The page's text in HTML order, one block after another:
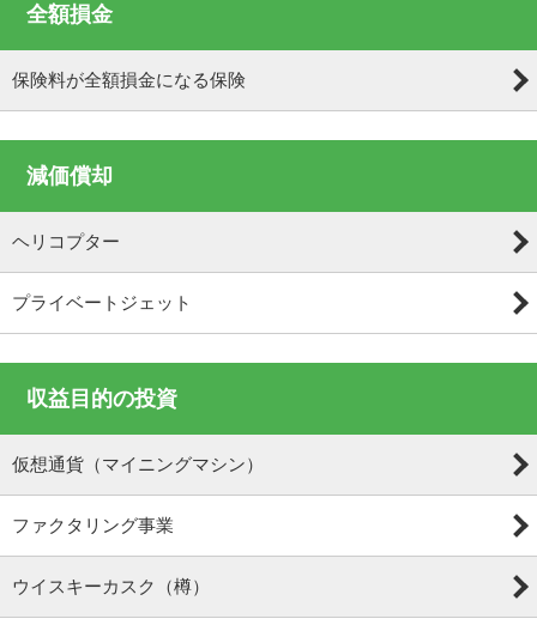
全額損金
保険料が全額損金になる保険
減価償却
ヘリコプター
プライベートジェット
収益目的の投資
仮想通貨（マイニングマシン）
ファクタリング事業
ウイスキーカスク（樽）